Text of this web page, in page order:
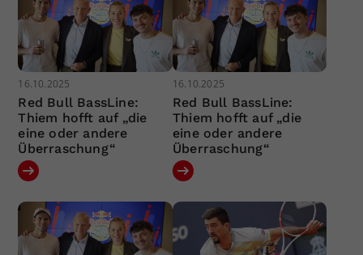
16.10.2025
Red Bull BassLine:
Thiem hofft auf „die
eine oder andere
Überraschung“
16.10.2025
Red Bull BassLine:
Thiem hofft auf „die
eine oder andere
Überraschung“